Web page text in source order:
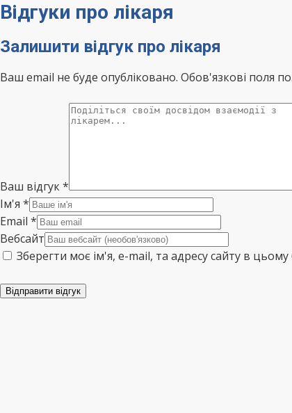
Відгуки про лікаря
Залишити відгук про лікаря
Ваш email не буде опубліковано. Обов'язкові поля
Ваш відгук*
Ім'я *
Email *
Вебсайт
Зберегти моє ім'я, e-mail, та адресу сайту в
Відправити відгук